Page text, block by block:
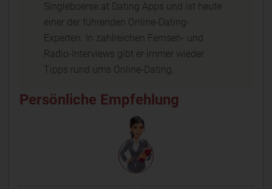
Singleboerse.at Dating Apps und ist heute
einer der führenden Online-Dating-
Experten. In zahlreichen Fernseh- und
Radio-Interviews gibt er immer wieder
Tipps rund ums Online-Dating.
Persönliche Empfehlung